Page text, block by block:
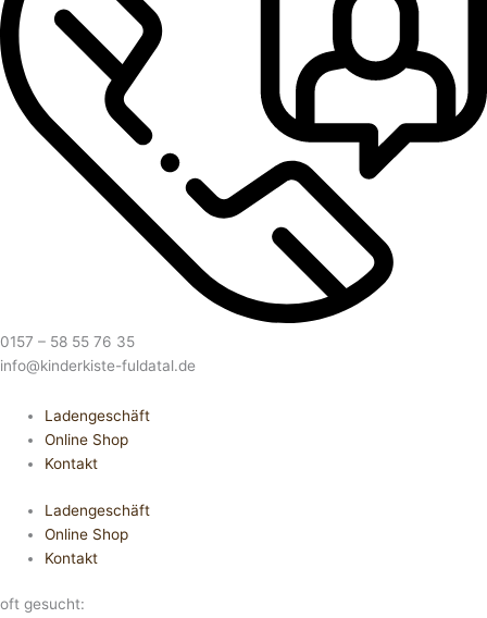
0157 – 58 55 76 35
info@kinderkiste-fuldatal.de
Ladengeschäft
Online Shop
Kontakt
Ladengeschäft
Online Shop
Kontakt
oft gesucht: